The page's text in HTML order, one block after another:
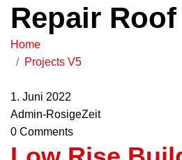
Repair Roof
Home
Projects V5
1. Juni 2022
Admin-RosigeZeit
0 Comments